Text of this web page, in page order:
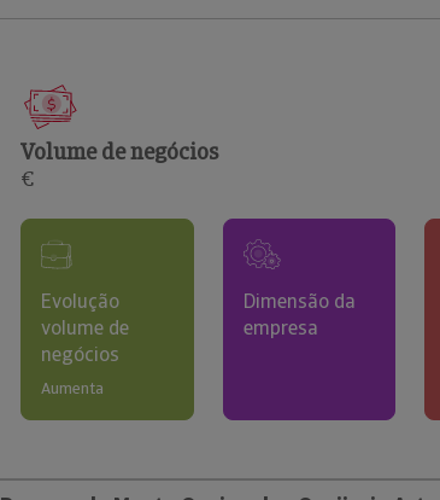
comerciais e
Volume de negócios
€
Evolução
volume de
negócios
Aumenta
Dimensão da
empresa